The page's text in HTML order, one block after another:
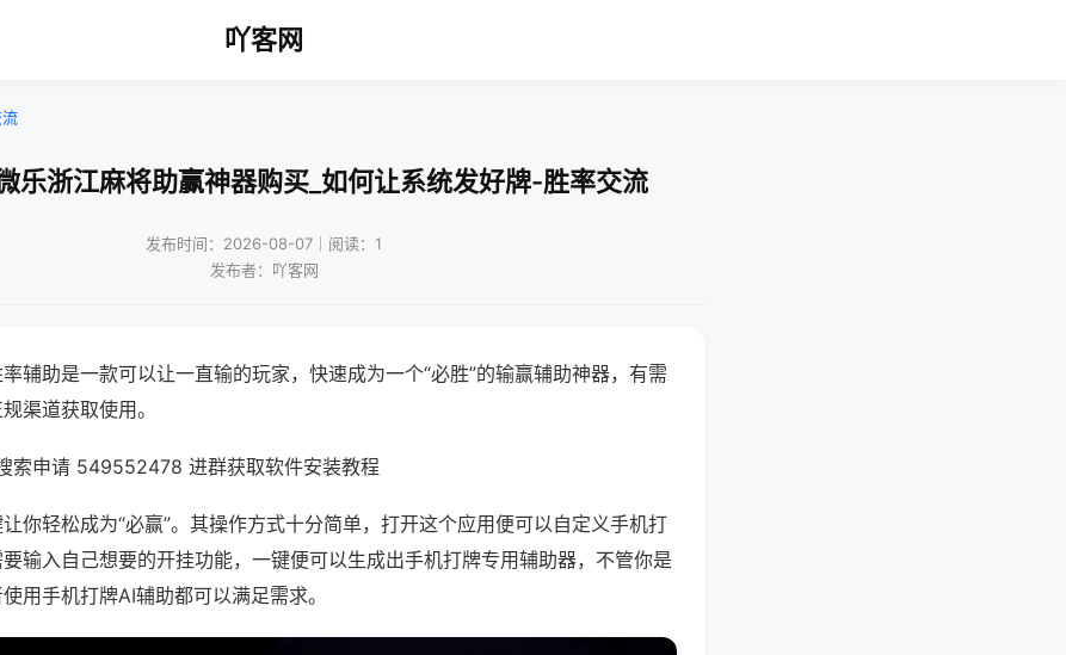
吖客网
乐浙江麻将助赢神器购买_如何让系统发好牌-胜率交流
发布时间：2026-08-07｜阅读：1
发布者：吖客网
辅助是一款可以让一直输的玩家，快速成为一个“必胜”的输赢辅助神器，有需
渠道获取使用。
索申请 549552478 进群获取软件安装教程
你轻松成为“必赢”。其操作方式十分简单，打开这个应用便可以自定义手机打
输入自己想要的开挂功能，一键便可以生成出手机打牌专用辅助器，不管你是
用手机打牌AI辅助都可以满足需求。